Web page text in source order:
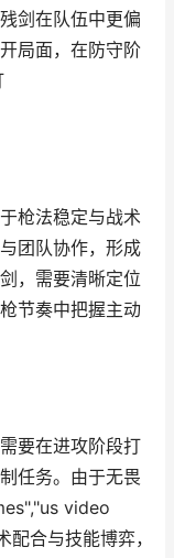
剑在队伍中更偏
局面，在防守阶
枪法稳定与战术
团队协作，形成
，需要清晰定位
节奏中把握主动
要在进攻阶段打
任务。由于无畏
video
合与技能博弈，